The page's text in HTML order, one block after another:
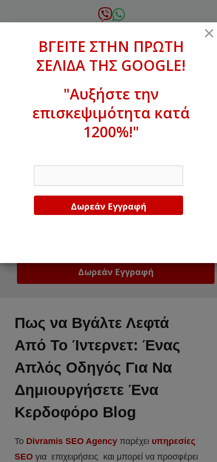
σε
xanthogenous@gmail.com
ΒΓΕΙΤΕ ΣΤΗΝ ΠΡΩΤΗ ΣΕΛΙΔΑ ΤΗΣ
GOOGLE!
Πως να Βγάλτε Λεφτά
Από Το Ίντερνετ: Ένας
Απλός Οδηγός Για Να
Δημιουργήσετε Ένα
Κερδοφόρο Blog
Το Divramis SEO Agency παρέχει υπηρεσίες
SEO για επιχειρήσεις και μπορεί να προσφέρει
×
ΒΓΕΙΤΕ ΣΤΗΝ ΠΡΩΤΗ
ΣΕΛΙΔΑ ΤΗΣ GOOGLE!
"Αυξήστε την
επισκεψιμότητα κατά
1200%!"